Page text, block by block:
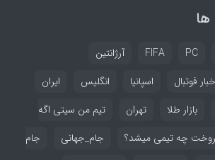
FIFA PC
آرژانتین
فوتبال اسپانیا انگلیس
ایران
بازار طلا تهران
تیم من سیتی اگه
چه تیمی میشد؟
جام_جهانی
جام